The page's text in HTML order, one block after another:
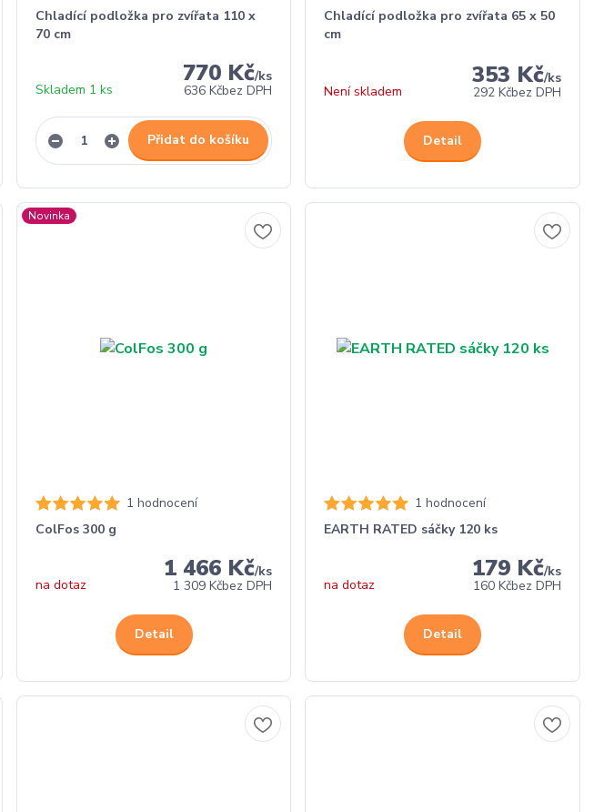
Chladící podložka pro zvířata 110 x
70 cm
770 Kč/ks
636 Kčbez DPH
Skladem 1 ks
Přidat do košíku
Chladící podložka pro zvířata 65 x 50
cm
353 Kč/ks
292 Kčbez DPH
Není skladem
Detail
Novinka
1 hodnocení
ColFos 300 g
1 466 Kč/ks
1 309 Kčbez DPH
na dotaz
Detail
1 hodnocení
EARTH RATED sáčky 120 ks
179 Kč/ks
160 Kčbez DPH
na dotaz
Detail